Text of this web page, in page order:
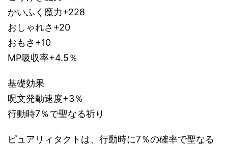
かいふく魔力+228
おしゃれさ+20
おもさ+10
MP吸収率+4.5％
基礎効果
呪文発動速度+3％
行動時7％で聖なる祈り
ピュアリィタクトは、行動時に7％の確率で聖なる